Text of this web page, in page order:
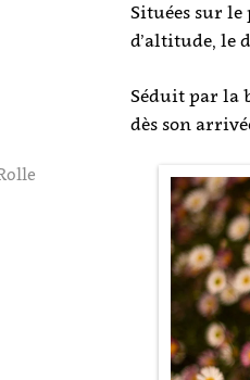
Situées sur
d’altitude, le
Séduit par la
dès son